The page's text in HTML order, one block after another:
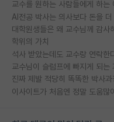
교수를 원하는 사람들에게 하는
AI전공 박사는 의사보다 돈을
대학원생들은 왜 교수님께 감사
학위의 가치
석사 받았는데도 교수랑 연락한
교수님이 슬럼프에 빠지게 되는
이사이트가 처음엔 정말 도움많